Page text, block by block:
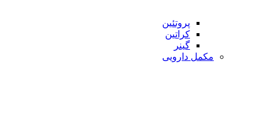
پروتئین
کراتین
گینر
مکمل دارویی